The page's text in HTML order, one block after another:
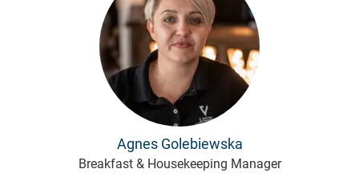
Agnes Golebiewska
Breakfast & Housekeeping Manager